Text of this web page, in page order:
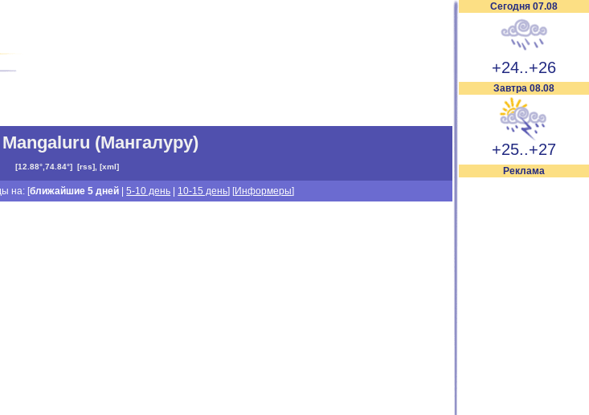
Сегодня 07.08
+24..+26
Завтра 08.08
+25..+27
Реклама
Mangaluru (Мангалуру)
[12.88°,74.84°] [rss], [xml]
на: [ближайшие 5 дней |5-10 день 10-15 день] [Информеры]